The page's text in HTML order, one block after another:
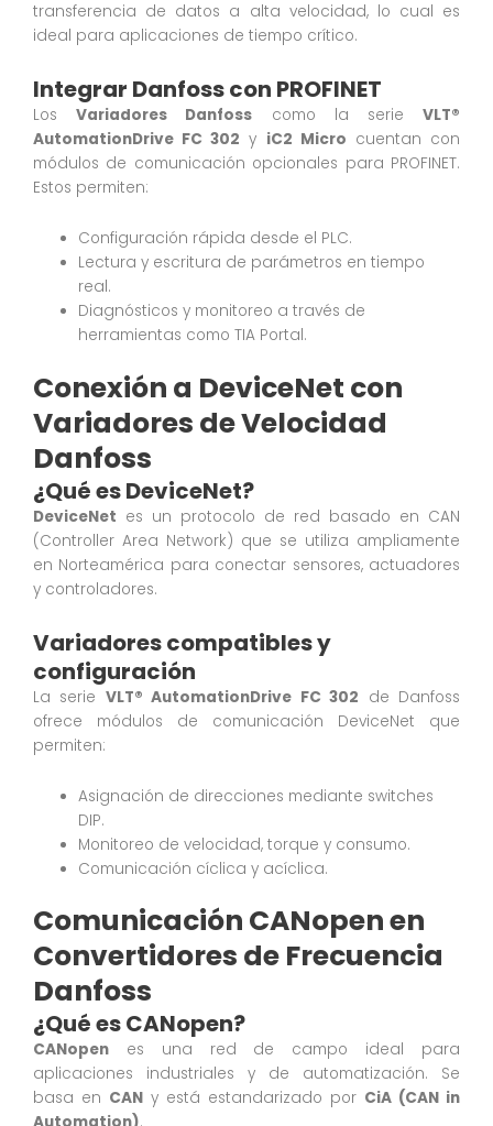
transferencia de datos a alta velocidad, lo cual es
ideal para aplicaciones de tiempo crítico.
Integrar Danfoss con PROFINET
LosVariadores Danfoss como la serieVLT®
AutomationDrive FC 302 y iC2 Micro cuentan con
módulos de comunicación opcionales para PROFINET.
Estos permiten:
Configuración rápida desde el PLC.
Lectura y escritura de parámetros en tiempo
real.
Diagnósticos y monitoreo a través de
herramientas como TIA Portal.
Conexión a DeviceNet con
Variadores de Velocidad
Danfoss
¿Qué es DeviceNet?
DeviceNet es un protocolo de red basado en CAN
(Controller Area Network) que se utiliza ampliamente
en Norteamérica para conectar sensores, actuadores
y controladores.
Variadores compatibles y
configuración
La serie VLT® AutomationDrive FC 302 de Danfoss
ofrece módulos de comunicación DeviceNet que
permiten:
Asignación de direcciones mediante switches
DIP.
Monitoreo de velocidad, torque y consumo.
Comunicación cíclica y acíclica.
Comunicación CANopen en
Convertidores de Frecuencia
Danfoss
¿Qué es CANopen?
CANopen es una red de campo ideal para
aplicaciones industriales y de automatización. Se
basa en CAN y está estandarizado por CiA (CAN in